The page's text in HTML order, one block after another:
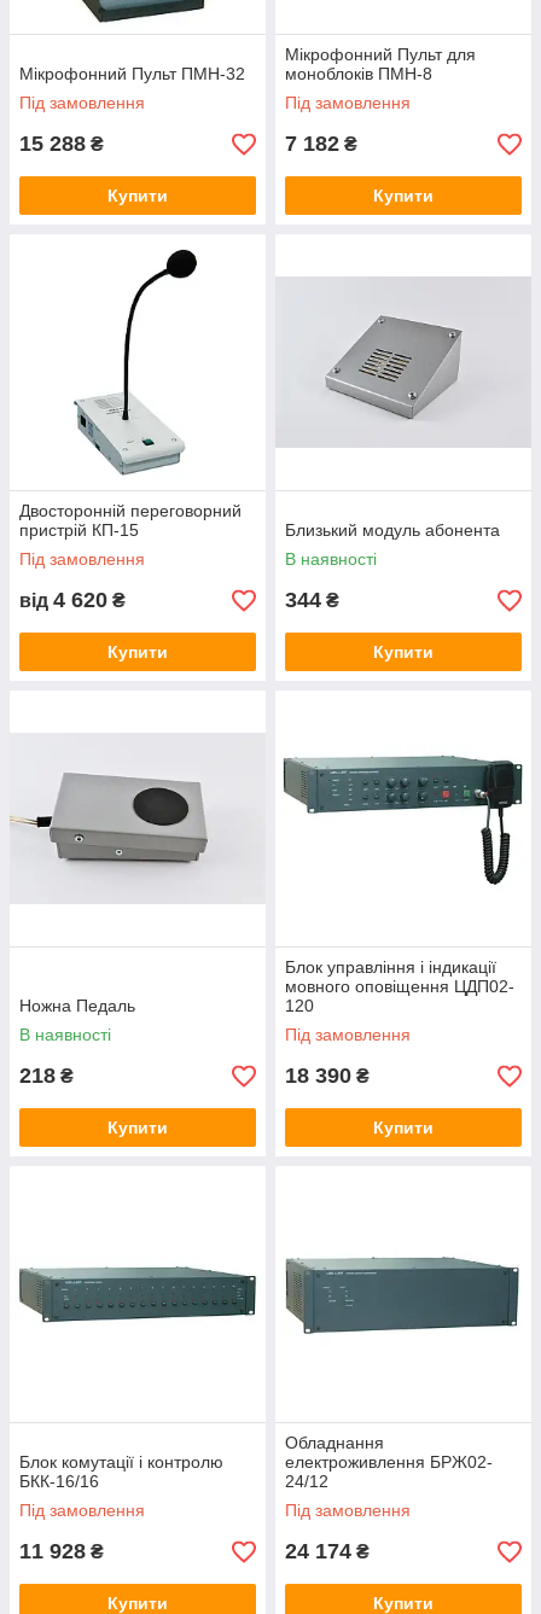
Мікрофонний Пульт ПМН-32
Під замовлення
15 288 ₴
Купити
Мікрофонний Пульт для
моноблоків ПМН-8
Під замовлення
7 182 ₴
Купити
Двосторонній переговорний
пристрій КП-15
Під замовлення
від 4 620 ₴
Купити
Близький модуль абонента
В наявності
344 ₴
Купити
Ножна Педаль
В наявності
218 ₴
Купити
Блок управління і індикації
мовного оповіщення ЦДП02-
120
Під замовлення
18 390 ₴
Купити
Блок комутації і контролю
БКК-16/16
Під замовлення
11 928 ₴
Купити
Обладнання
електроживлення БРЖ02-
24/12
Під замовлення
24 174 ₴
Купити